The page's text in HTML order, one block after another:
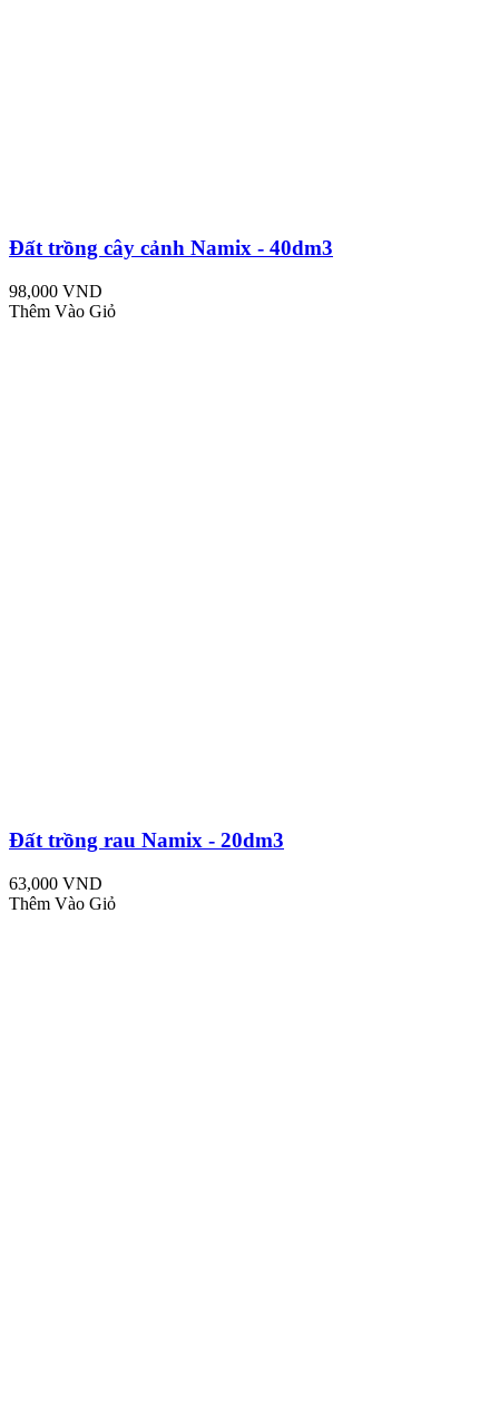
Đất trồng cây cảnh Namix - 40dm3
98,000 VND
Thêm Vào Giỏ
Đất trồng rau Namix - 20dm3
63,000 VND
Thêm Vào Giỏ